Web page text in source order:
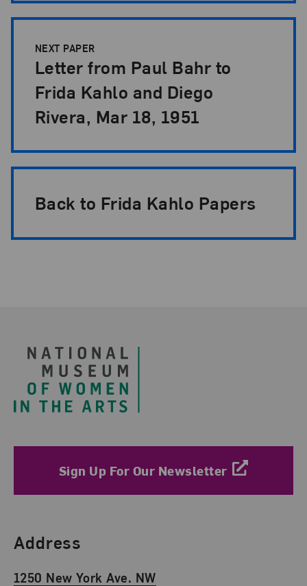
Back to Frida Kahlo Papers
NEXT PAPER
Letter from Paul Bahr to
Frida Kahlo and Diego
Rivera, Mar 18, 1951
Sign Up For Our Newsletter
Find Us
Address
1250 New York Ave. NW